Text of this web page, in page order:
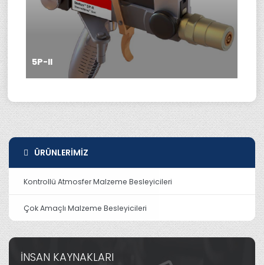
5P-II
ÜRÜNLERIMIZ
Kontrollü Atmosfer Malzeme Besleyicileri
Çok Amaçlı Malzeme Besleyicileri
İNSAN KAYNAKLARI